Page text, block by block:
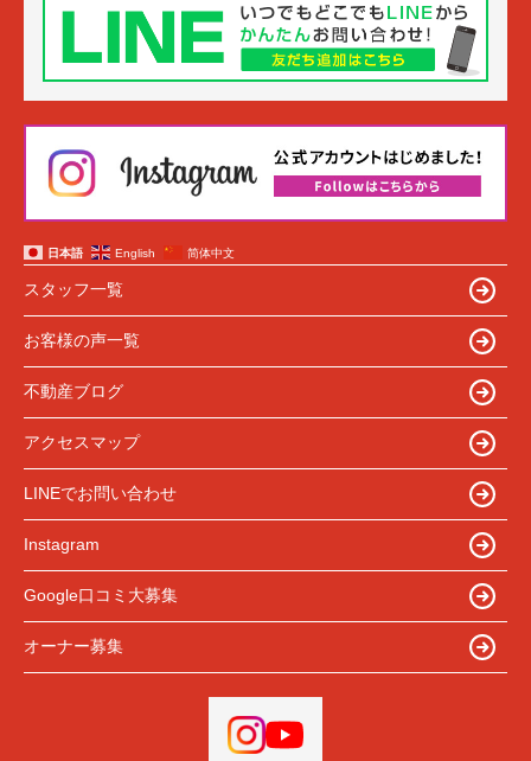
日本語 English 简体中文
スタッフ一覧
お客様の声一覧
不動産ブログ
アクセスマップ
LINEでお問い合わせ
Instagram
Google口コミ大募集
オーナー募集